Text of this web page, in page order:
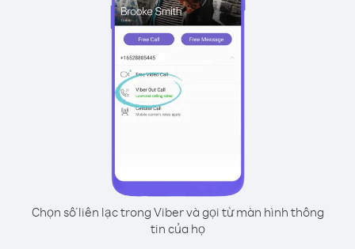
Chọn số liên lạc trong Viber và gọi từ màn hình thông
tin của họ